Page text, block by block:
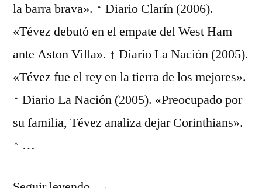
la barra brava». ↑ Diario Clarín (2006).
«Tévez debutó en el empate del West Ham
ante Aston Villa». ↑ Diario La Nación (2005).
«Tévez fue el rey en la tierra de los mejores».
↑ Diario La Nación (2005). «Preocupado por
su familia, Tévez analiza dejar Corinthians».
↑ …